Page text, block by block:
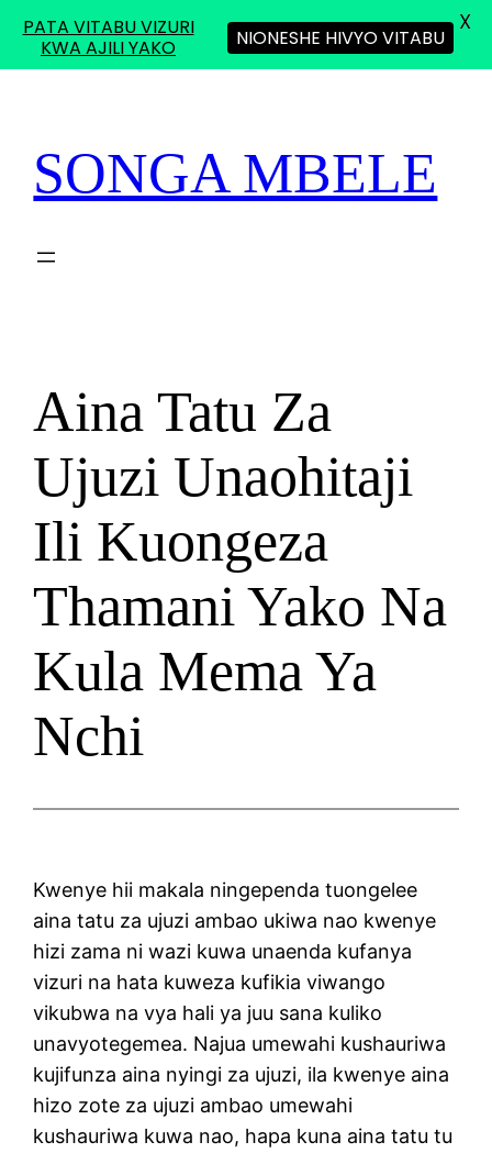
content
SONGA MBELE
Aina Tatu Za
Ujuzi Unaohitaji
Ili Kuongeza
Thamani Yako Na
Kula Mema Ya
Nchi
Kwenye hii makala ningependa tuongelee
aina tatu za ujuzi ambao ukiwa nao kwenye
hizi zama ni wazi kuwa unaenda kufanya
vizuri na hata kuweza kufikia viwango
vikubwa na vya hali ya juu sana kuliko
unavyotegemea. Najua umewahi kushauriwa
kujifunza aina nyingi za ujuzi, ila kwenye aina
hizo zote za ujuzi ambao umewahi
kushauriwa kuwa nao, hapa kuna aina tatu tu
PATA VITABU VIZURI
KWA AJILI YAKO
NIONESHE HIVYO VITABU
X